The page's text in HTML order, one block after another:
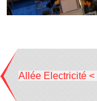
Allée Electricité <